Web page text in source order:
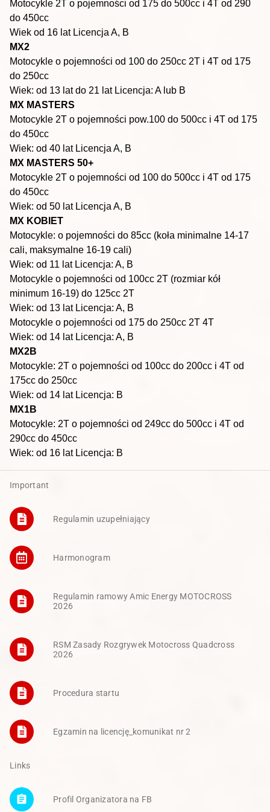
Motocykle 2T o pojemności od 175 do 500cc i 4T od 290
do 450cc
Wiek od 16 lat Licencja A, B
MX2
Motocykle o pojemności od 100 do 250cc 2T i 4T od 175
do 250cc
Wiek: od 13 lat do 21 lat Licencja: A lub B
MX MASTERS
Motocykle 2T o pojemności pow.100 do 500cc i 4T od 175
do 450cc
Wiek: od 40 latLicencja A, B
MX MASTERS 50+
Motocykle 2T o pojemności od 100 do 500cc i 4T od 175
do 450cc
Wiek: od 50 lat Licencja A, B
MX KOBIET
Motocykle: o pojemności do 85cc (koła minimalne 14-17
cali, maksymalne 16-19 cali)
Wiek: od 11 l at Licencja: A, B
Motocykle o pojemności od 100cc 2T (rozmiar kół
minimum 16-19) do 125cc 2T
Wiek: od 13 lat Licencja: A, B
Motocykle o pojemności od 175 do 250cc 2T 4T
Wiek: od 14 lat Licencja: A, B
MX2B
Motocykle: 2T o pojemności od 100cc do 200cc i 4T od
175cc do 250cc
Wiek: od 14 lat Licencja: B
MX1B
Motocykle: 2T o pojemności od 249cc do 500cc i 4T od
290cc do 450cc
Wiek: od 16 lat Licencja: B
Important
Regulamin uzupełniający
Harmonogram
Regulamin ramowy Amic Energy MOTOCROSS
2026
RSM Zasady Rozgrywek Motocross Quadcross
2026
Procedura startu
Egzamin na licencję_komunikat nr 2
Links
assignment Profil Organizatora na FB